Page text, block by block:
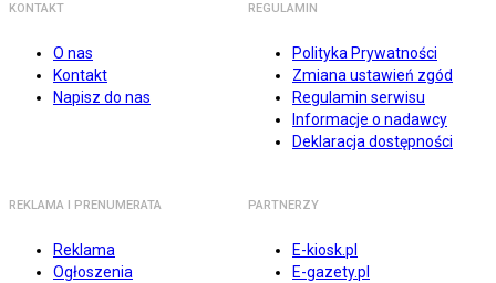
KONTAKT
O nas
Kontakt
Napisz do nas
REGULAMIN
Polityka Prywatności
Zmiana ustawień zgód
Regulamin serwisu
Informacje o nadawcy
Deklaracja dostępności
REKLAMA I PRENUMERATA
Reklama
Ogłoszenia
PARTNERZY
E-kiosk.pl
E-gazety.pl